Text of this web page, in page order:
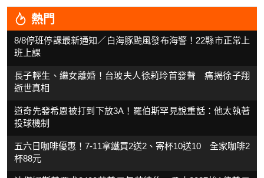
熱門
8/8停班停課最新通知／白海豚颱風發布海警！22縣市正常上
班上課
長子輕生、繼女離婚！台玻夫人徐莉玲首發聲 痛揭徐子翔
逝世真相
道奇先發希恩被打到下放3A！羅伯斯罕見說重話：他太執著
投球機制
五六日咖啡優惠！7-11拿鐵買2送2、寄杯10送10 全家咖啡2
杯88元